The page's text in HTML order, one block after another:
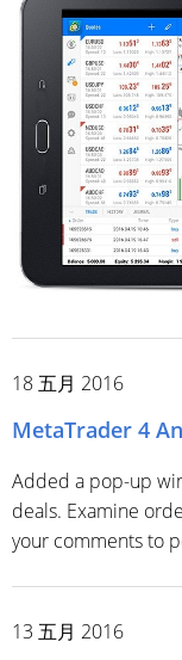
18 五月 2016
MetaTrader 4
Added a pop-up
deals. Examine
your comments to
13 五月 2016